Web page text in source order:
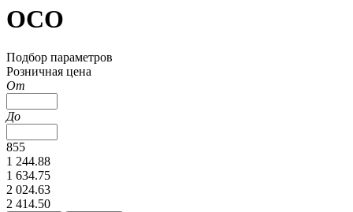
ОСО
Подбор параметров
Розничная цена
От
До
855
1 244.88
1 634.75
2 024.63
2 414.50